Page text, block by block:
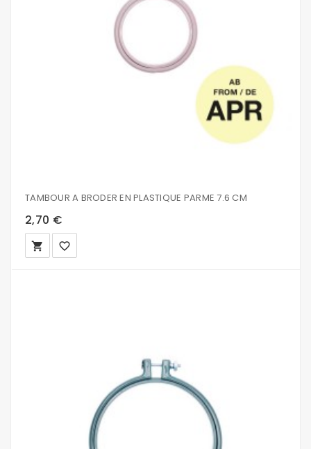
TAMBOUR A BRODER EN PLASTIQUE PARME 7.6 CM
2,70 €
local_grocery_store favorite_border